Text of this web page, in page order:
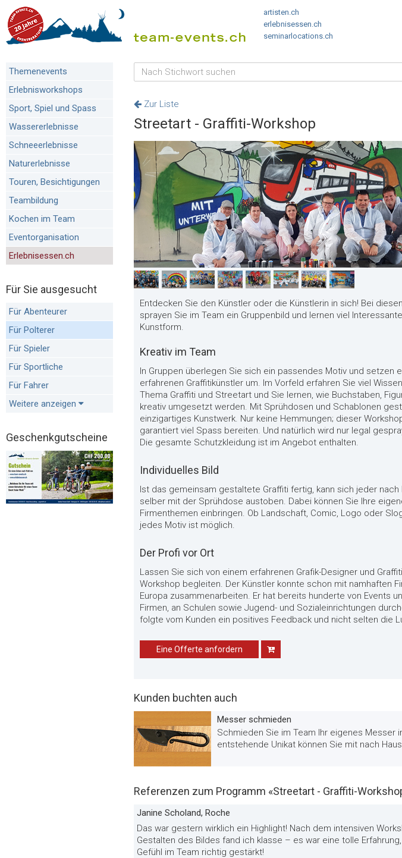
artisten.ch
erlebnisessen.ch
seminarlocations.ch
Themenevents
Erlebnisworkshops
Sport, Spiel und Spass
Wassererlebnisse
Schneeerlebnisse
Naturerlebnisse
Touren, Besichtigungen
Teambildung
Kochen im Team
Eventorganisation
Erlebnisessen.ch
Für Sie ausgesucht
Für Abenteurer
Für Polterer
Für Spieler
Für Sportliche
Für Fahrer
Weitere anzeigen
Geschenkgutscheine
Zur Liste
Streetart - Graffiti-Workshop
Entdecken Sie den Künstler oder die Künstlerin in sich! Bei
sprayen Sie im Team ein Gruppenbild und lernen viel
Kunstform.
Kreativ im Team
In Gruppen überlegen Sie sich ein passendes Motiv und setzen
erfahrenen Graffitikünstler um. Im Vorfeld erfahren Sie viel
Thema Graffiti und Streetart und Sie lernen, wie Buchstaben,
kreativ umgesetzt werden. Mit Sprühdosen und Schablonen
einzigartiges Kunstwerk. Nur keine Hemmungen; dieser
garantiert viel Spass bereiten. Und natürlich wird nur legal
Die gesamte Schutzkleidung ist im Angebot enthalten.
Individuelles Bild
Ist das gemeinsam gestaltete Graffiti fertig, kann sich jeder nach
selber mit der Sprühdose austoben. Dabei können Sie Ihre
Firmenthemen einbringen. Ob Landschaft, Comic, Logo oder
jedes Motiv ist möglich.
Der Profi vor Ort
Lassen Sie sich von einem erfahrenen Grafik-Designer und
Workshop begleiten. Der Künstler konnte schon mit namhaften
Europa zusammenarbeiten. Er hat bereits hunderte von Events
Firmen, an Schulen sowie Jugend- und Sozialeinrichtungen
folgte vom Kunden ein positives Feedback und nicht selten die
Eine Offerte anfordern
Kunden buchten auch
Messer schmieden
Schmieden Sie im Team Ihr eigenes Messer
entstehende Unikat können Sie mit nach
Referenzen zum Programm «Streetart - Graffiti-
Janine Scholand, Roche
Das war gestern wirklich ein Highlight! Nach dem intensiven
Gestalten des Bildes fand ich klasse – es war eine tolle
Gefühl im Team richtig gestärkt!